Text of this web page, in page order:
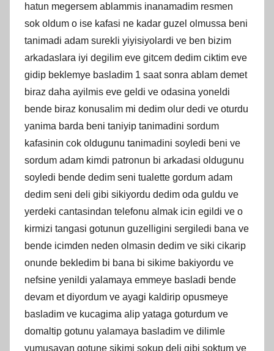
hatun megersem ablammis inanamadim resmen
sok oldum o ise kafasi ne kadar guzel olmussa beni
tanimadi adam surekli yiyisiyolardi ve ben bizim
arkadaslara iyi degilim eve gitcem dedim ciktim eve
gidip beklemye basladim 1 saat sonra ablam demet
biraz daha ayilmis eve geldi ve odasina yoneldi
bende biraz konusalim mi dedim olur dedi ve oturdu
yanima barda beni taniyip tanimadini sordum
kafasinin cok oldugunu tanimadini soyledi beni ve
sordum adam kimdi patronun bi arkadasi oldugunu
soyledi bende dedim seni tualette gordum adam
dedim seni deli gibi sikiyordu dedim oda guldu ve
yerdeki cantasindan telefonu almak icin egildi ve o
kirmizi tangasi gotunun guzelligini sergiledi bana ve
bende icimden neden olmasin dedim ve siki cikarip
onunde bekledim bi bana bi sikime bakiyordu ve
nefsine yenildi yalamaya emmeye basladi bende
devam et diyordum ve ayagi kaldirip opusmeye
basladim ve kucagima alip yataga goturdum ve
domaltip gotunu yalamaya basladim ve dilimle
yumusayan gotune sikimi sokup deli gibi soktum ve